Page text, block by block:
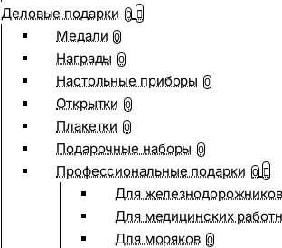
Деловые подарки 0
Медали 0
Награды 0
Настольные приборы 0
Открытки 0
Плакетки 0
Подарочные наборы 0
Профессиональные подарки 0
Для железнодорожников
Для медицинских
Для моряков 0